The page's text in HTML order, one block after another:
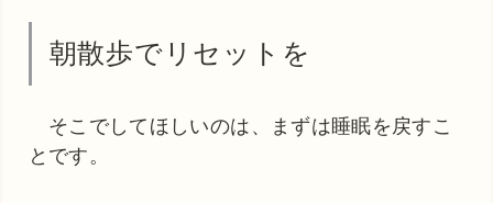
朝散歩でリセットを
そこでしてほしいのは、まずは睡眠を戻すこ
とです。